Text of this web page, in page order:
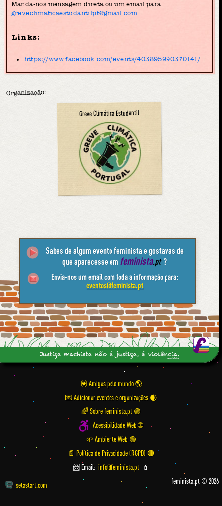
Manda-nos mensagem direta ou um email para
greveclimaticaestudantilpt@gmail.com
Links:
https://www.facebook.com/events/403895990370141/
Organização:
Greve Climática Estudantil
Sabes de algum evento feminista e gostavas de
que aparecesse em feminista.pt ?
Envia-nos um email com toda a informação para:
eventos@feminista.pt
💟 Amigas pelo mundo
💌 Adicionar eventos e organizações
🌈 Sobre feminista.pt 🟣
Acessibilidade Web 🌐
🌱 Ambiente Web 🟢
📄 Política de Privacidade (RGPD) 🔴
📨 Email: info@feminista.pt 💄
setastart.com feminista.pt © 2026